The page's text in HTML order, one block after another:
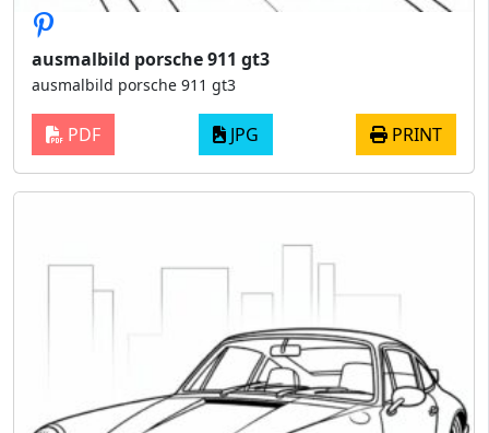
ausmalbild porsche 911 gt3
ausmalbild porsche 911 gt3
PDF JPG PRINT